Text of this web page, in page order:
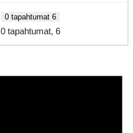
0 tapahtumat 6
0 tapahtumat, 6